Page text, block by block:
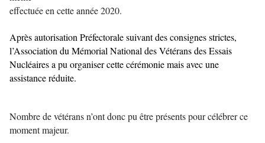
effectuée en cette année 2020.
Après autorisation Préfectorale suivant des consignes strictes,
l’Association du Mémorial National des Vétérans des Essais
Nucléaires a pu organiser cette cérémonie mais avec une
assistance réduite.
Nombre de vétérans n’ont donc pu être présents pour célébrer ce
moment majeur.